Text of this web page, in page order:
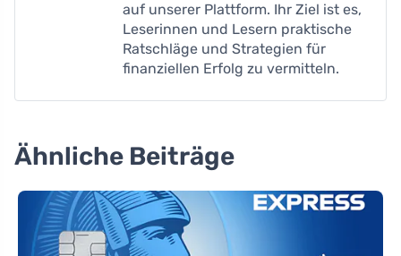
auf unserer Plattform. Ihr Ziel ist es,
Leserinnen und Lesern praktische
Ratschläge und Strategien für
finanziellen Erfolg zu vermitteln.
Ähnliche Beiträge